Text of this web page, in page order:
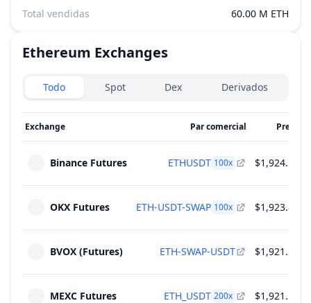
Total vendidas 60.00 M ETH
Ethereum Exchanges
Exchanges type
Todo Spot Dex Derivados
Exchange Par comercial Precio
Binance Futures ETHUSDT 100x $1,924.10
OKX Futures ETH-USDT-SWAP 100x $1,923.89
BVOX (Futures) ETH-SWAP-USDT $1,921.56
MEXC Futures ETH_USDT 200x $1,921.17